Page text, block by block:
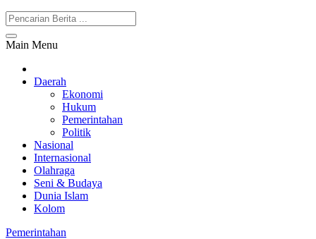
Main Menu
Daerah
Ekonomi
Hukum
Pemerintahan
Politik
Nasional
Internasional
Olahraga
Seni & Budaya
Dunia Islam
Kolom
Pemerintahan